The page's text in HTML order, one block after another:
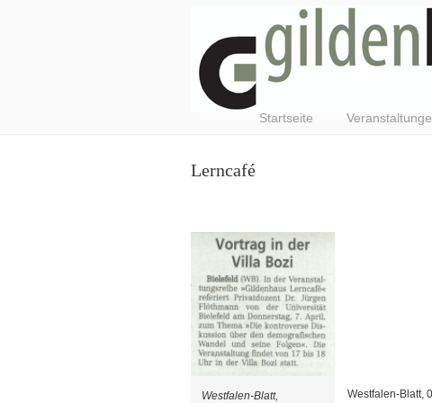
Startseite
Lerncafé
Westfalen-Blatt,
Westfalen-Blatt,